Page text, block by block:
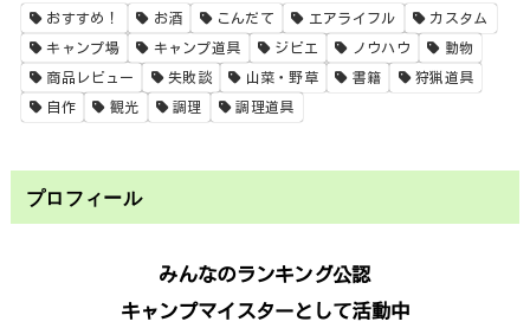
おすすめ！ お酒 こんだて エアライフル カスタム
キャンプ場 キャンプ道具 ジビエ ノウハウ 動物
商品レビュー 失敗談 山菜・野草 書籍 狩猟道具
自作 観光 調理 調理道具
プロフィール
みんなのランキング公認
キャンプマイスターとして活動中